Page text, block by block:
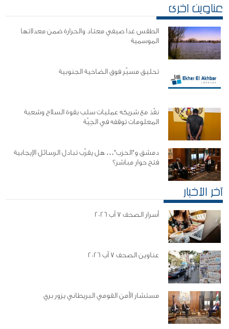
عناوين اخرى
الطقس غدا صيفي معتاد والحرارة ضمن معدلاتها
الموسمية
تحليق مسيّر فوق الضاحية الجنوبية
نفّذ مع شريكه عمليات سلب بقوة السلاح وشعبة
المعلومات توقفه في الجِيّة
دمشق و"الحزب"… هل يقرّب تبادل الرسائل الإيجابية
فتح حوار مباشر؟
آخر الأخبار
أسرار الصحف 7 آب 2026
عناوين الصحف 7 آب 2026
مستشار الأمن القومي البريطاني يزور بري